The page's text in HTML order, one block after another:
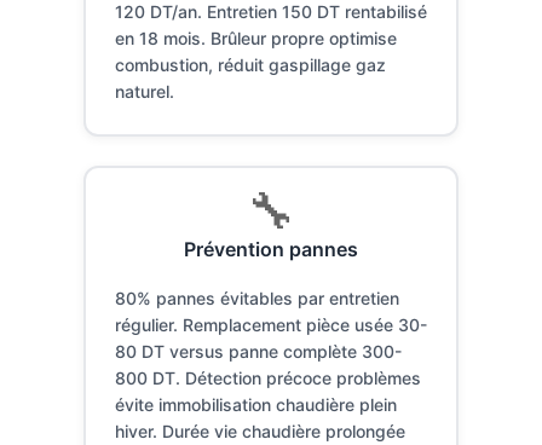
120 DT/an. Entretien 150 DT rentabilisé
en 18 mois. Brûleur propre optimise
combustion, réduit gaspillage gaz
naturel.
🔧
Prévention pannes
80% pannes évitables par entretien
régulier. Remplacement pièce usée 30-
80 DT versus panne complète 300-
800 DT. Détection précoce problèmes
évite immobilisation chaudière plein
hiver. Durée vie chaudière prolongée